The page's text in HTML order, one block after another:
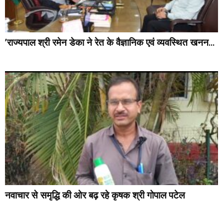
’राज्यपाल श्री रमेन डेका ने रेत के वैज्ञानिक एवं व्यवस्थित खनन...
नवाचार से समृद्धि की ओर बढ़ रहे कृषक श्री गोपाल पटेल